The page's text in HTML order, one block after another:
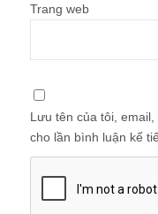
Trang web
Lưu tên của tôi,
cho lần bình luận kế